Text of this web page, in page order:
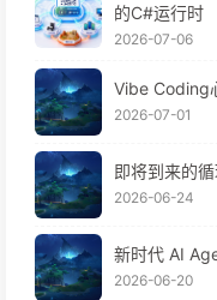
的C#运行时
2026-07-06
Vibe Coding
2026-07-01
即将到来的
2026-06-24
新时代 AI
2026-06-20